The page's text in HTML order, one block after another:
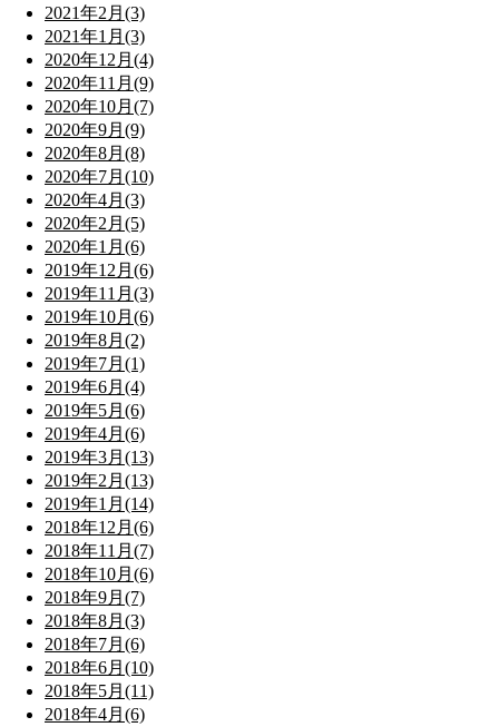
2021年2月(3)
2021年1月(3)
2020年12月(4)
2020年11月(9)
2020年10月(7)
2020年9月(9)
2020年8月(8)
2020年7月(10)
2020年4月(3)
2020年2月(5)
2020年1月(6)
2019年12月(6)
2019年11月(3)
2019年10月(6)
2019年8月(2)
2019年7月(1)
2019年6月(4)
2019年5月(6)
2019年4月(6)
2019年3月(13)
2019年2月(13)
2019年1月(14)
2018年12月(6)
2018年11月(7)
2018年10月(6)
2018年9月(7)
2018年8月(3)
2018年7月(6)
2018年6月(10)
2018年5月(11)
2018年4月(6)